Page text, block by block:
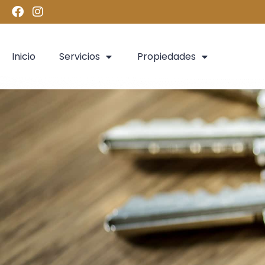
Inicio Servicios Propiedades